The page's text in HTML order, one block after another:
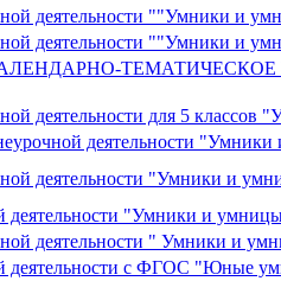
деятельности ""Умники и
деятельности ""Умники и
деятельности для 5
деятельности
деятельности "Умники и
деятельности "Умники и
деятельности " Умники и
деятельности с ФГОС "Юные